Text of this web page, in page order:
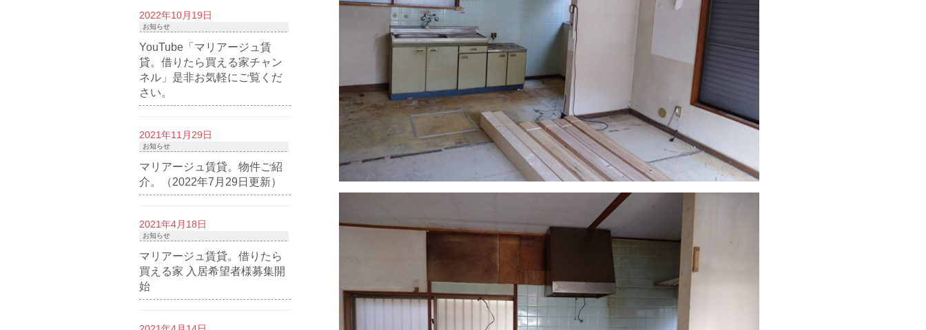
2022年10月19日
お知らせ
YouTube「マリアージュ賃
貸。借りたら買える家チャン
ネル」是非お気軽にご覧くだ
さい。
2021年11月29日
お知らせ
マリアージュ賃貸。物件ご紹
介。（2022年7月29日更新）
2021年4月18日
お知らせ
マリアージュ賃貸。借りたら
買える家 入居希望者様募集開
始